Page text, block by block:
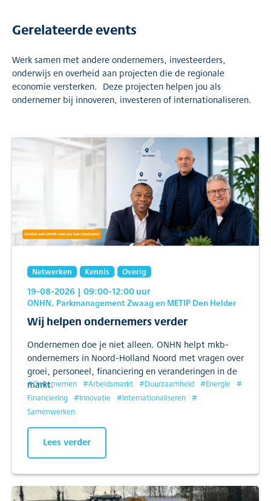
Gerelateerde events
Werk samen met andere ondernemers, investeerders,
onderwijs en overheid aan projecten die de regionale
economie versterken. Deze projecten helpen jou als
ondernemer bij innoveren, investeren of internationaliseren.
Netwerken Kennis Overig
19-08-2026 | 09:00-12:00uur
ONHN, Parkmanagement Zwaag en METIP Den Helder
Wij helpen ondernemers verder
Ondernemen doe je niet alleen. ONHN helpt mkb-
ondernemers in Noord-Holland Noord met vragen over
groei, personeel, financiering en veranderingen in de
markt.
#Ondernemen #Arbeidsmarkt #Duurzaamheid #Energie #
Financiering #Innovatie #Internationaliseren #
Samenwerken
Lees verder